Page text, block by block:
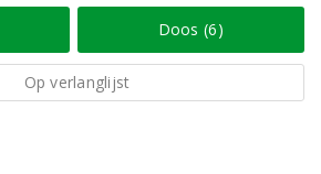
Doos (6)
Op verlanglijst